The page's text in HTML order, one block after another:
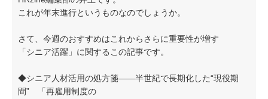
これが年末進行というものなのでしょうか。
さて、今週のおすすめはこれからさらに重要性が増す
「シニア活躍」に関するこの記事です。
◆シニア人材活用の処方箋——半世紀で長期化した“現役期
間” 「再雇用制度の